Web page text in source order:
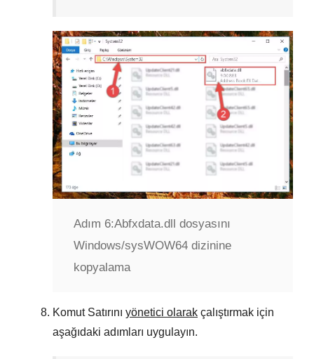
Adım 6:Abfxdata.dll dosyasını
Windows/sysWOW64 dizinine
kopyalama
Komut Satırını yönetici olarak çalıştırmak için
aşağıdaki adımları uygulayın.